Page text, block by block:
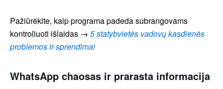
Pažiūrėkite, kaip programa padeda subrangovams
kontroliuoti išlaidas → 5 statybvietės vadovų kasdienės
problemos ir sprendimai
WhatsApp chaosas ir prarasta informacija